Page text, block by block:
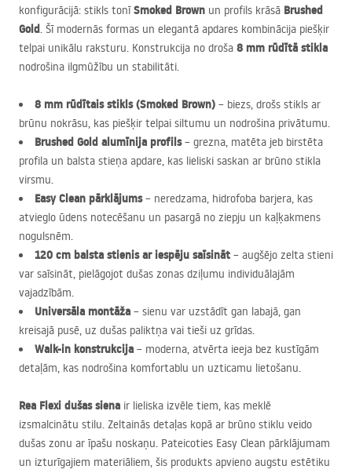
konfigurācijā: stikls tonīSmoked Brown un profils krāsā Brushed
Gold. Šī modernās formas un elegantā apdares kombinācija piešķir
telpai unikālu raksturu. Konstrukcija no droša 8 mm rūdītā stikla
nodrošina ilgmūžību un stabilitāti.
8 mm rūdītais stikls (Smoked Brown) – biezs, drošs stikls ar
brūnu nokrāsu, kas piešķir telpai siltumu un nodrošina privātumu.
Brushed Gold alumīnija profils– grezna, matēta jeb birstēta
profila un balsta stieņa apdare, kas lieliski saskan ar brūno stikla
virsmu.
Easy Clean pārklājums– neredzama, hidrofoba barjera, kas
atvieglo ūdens notecēšanu un pasargā no ziepju un kaļķakmens
nogulsnēm.
120 cm balsta stienis ar iespēju saīsināt – augšējo zelta stieni
var saīsināt, pielāgojot dušas zonas dziļumu individuālajām
vajadzībām.
Universāla montāža – sienu var uzstādīt gan labajā, gan
kreisajā pusē, uz dušas paliktņa vai tieši uz grīdas.
Walk-in konstrukcija – moderna, atvērta ieeja bez kustīgām
detaļām, kas nodrošina komfortablu un uzticamu lietošanu.
Rea Flexi dušas siena ir lieliska izvēle tiem, kas meklē
izsmalcinātu stilu. Zeltainās detaļas kopā ar brūno stiklu veido
dušas zonu ar īpašu noskaņu. Pateicoties Easy Clean pārklājumam
un izturīgajiem materiāliem, šis produkts apvieno augstu estētiku